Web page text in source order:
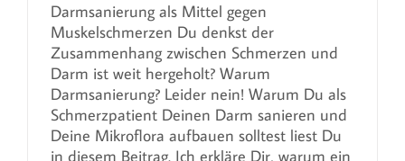
Darmsanierung als Mittel gegen
Muskelschmerzen Du denkst der
Zusammenhang zwischen Schmerzen und
Darm ist weit hergeholt? Warum
Darmsanierung? Leider nein! Warum Du als
Schmerzpatient Deinen Darm sanieren und
Deine Mikroflora aufbauen solltest liest Du
in diesem Beitrag. Ich erkläre Dir, warum ein